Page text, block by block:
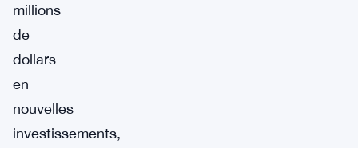
millions
de
dollars
en
nouvelles
investissements,